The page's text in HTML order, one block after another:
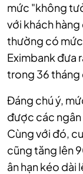
mức "không
với khách
thường có
Eximbank đưa
trong 36 tháng
Đáng chú ý,
được các ngân
Cùng với đó,
cũng tăng lên
ân hạn kéo dài